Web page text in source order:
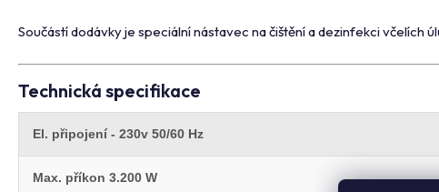
Součástí dodávky je speciální nástavec na čištění a dezinfekci včelích
Technická specifikace
El. připojení - 230v 50/60 Hz
Max. příkon 3.200 W